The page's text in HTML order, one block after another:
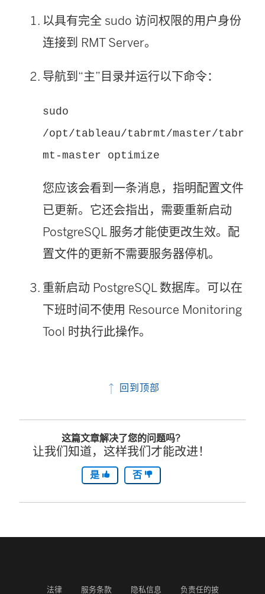
以具有完全 sudo 访问权限的用户身份
连接到 RMT Server。
导航到“主”目录并运行以下命令：
sudo
/opt/tableau/tabrmt/master/tabr
mt-master optimize
您应该会看到一条消息，指明配置文件
已更新。它还会指出，需要重新启动
PostgreSQL 服务才能使更改生效。配
置文件的更新不需要服务器停机。
重新启动 PostgreSQL 数据库。可以在
下班时间不使用 Resource Monitoring
Tool 时执行此操作。
回到顶部
这篇文章解决了您的问题吗?
让我们知道，这样我们才能改进！
是 否
法律 服务条款 隐私信息 负责任的披